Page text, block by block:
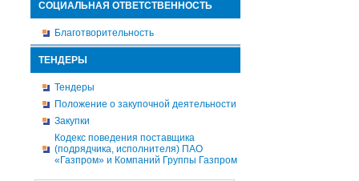
СОЦИАЛЬНАЯ ОТВЕТСТВЕННОСТЬ
Благотворительность
ТЕНДЕРЫ
Тендеры
Положение о закупочной деятельности
Закупки
Кодекс поведения поставщика
(подрядчика, исполнителя) ПАО
«Газпром» и Компаний Группы Газпром